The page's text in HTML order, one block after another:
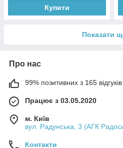
Купити
Показати
Про нас
99% позитивних з 165 відгуків
Працює з 03.05.2020
м. Київ
вул. Радунська, 3 (АГК
Контакти